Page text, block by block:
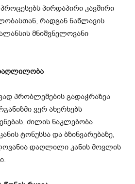
პირდაპირი კავშირი
რადგან ნაწლავის
მნიშვნელოვანი
დაღლილობა
პრობლემების გადაჭრაზეა
ვერ ახერხებს
ძილის ნაკლებობა
ტონუსსა და ბზინვარებაზე,
დაღლილი კანის მოვლის